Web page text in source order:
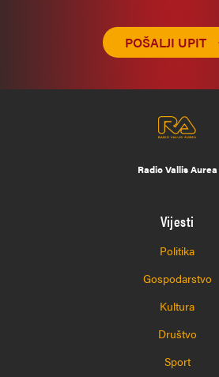
POŠALJI UPIT
Radio Vallis Aurea
Vijesti
Politika
Gospodarstvo
Kultura
Društvo
Sport